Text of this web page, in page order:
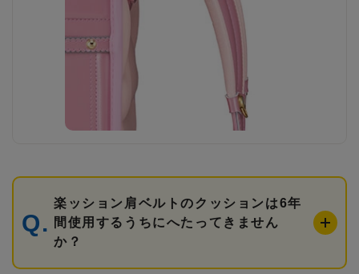
楽ッション肩ベルトのクッションは6年
間使用するうちにへたってきません
か？